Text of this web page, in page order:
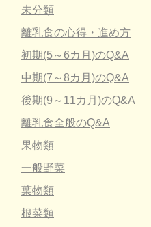
未分類
離乳食の心得・進め方
初期(5～6カ月)のQ&A
中期(7～8カ月)のQ&A
後期(9～11カ月)のQ&A
離乳食全般のQ&A
果物類
一般野菜
葉物類
根菜類